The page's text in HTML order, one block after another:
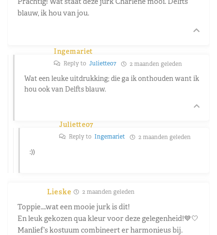
blauw, ik hou van jou.
Ingemariet
Reply to Juliette07 2 maanden geleden
Wat een leuke uitdrukking; die ga ik onthouden want ik
hou ook van Delfts blauw.
Juliette07
Reply to Ingemariet 2 maanden geleden
:))
Lieske 2 maanden geleden
Toppie….wat een mooie jurk is dit!
En leuk gekozen qua kleur voor deze gelegenheid!💙🤍
Manlief’s kostuum combineert er harmonieus bij.